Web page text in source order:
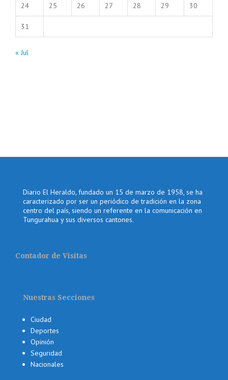
24 25 26 27 28 29 30
31
« Jul
Diario El Heraldo, fundado un 15 de marzo de 1958, se ha
caracterizado por ser un periódico de tradición en la zona
centro del país, siendo un referente en la comunicación en
Tungurahua y sus diversos cantones.
Contador de Visitas
Nuestras Secciones
Ciudad
Deportes
Opinión
Seguridad
Nacionales